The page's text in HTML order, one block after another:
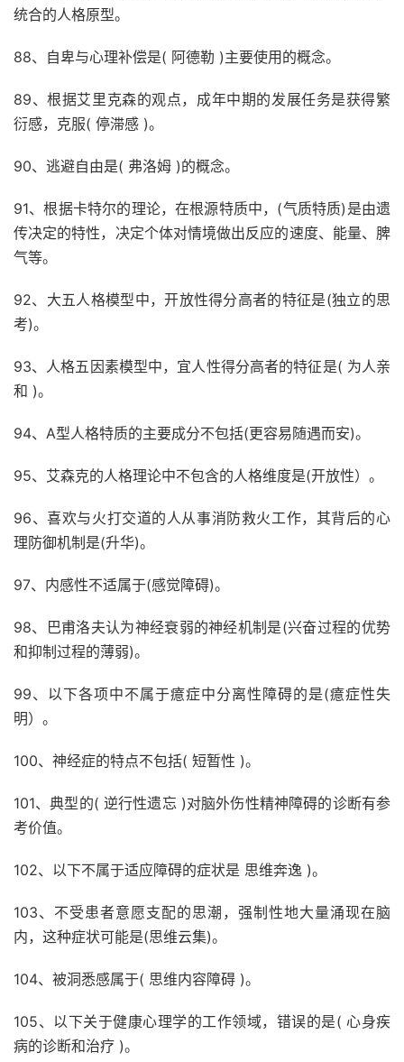
统合的人格原型。
88、自卑与心理补偿是( 阿德勒 )主要使用的概念。
89、根据艾里克森的观点，成年中期的发展任务是获得繁
衍感，克服( 停滞感 )。
90、逃避自由是( 弗洛姆 )的概念。
91、根据卡特尔的理论，在根源特质中，(气质特质)是由遗
传决定的特性，决定个体对情境做出反应的速度、能量、脾
气等。
92、大五人格模型中，开放性得分高者的特征是(独立的思
考)。
93、人格五因素模型中，宜人性得分高者的特征是( 为人亲
和 )。
94、A型人格特质的主要成分不包括(更容易随遇而安)。
95、艾森克的人格理论中不包含的人格维度是(开放性）。
96、喜欢与火打交道的人从事消防救火工作，其背后的心
理防御机制是(升华)。
97、内感性不适属于(感觉障碍)。
98、巴甫洛夫认为神经衰弱的神经机制是(兴奋过程的优势
和抑制过程的薄弱)。
99、以下各项中不属于癔症中分离性障碍的是(癔症性失
明）。
100、神经症的特点不包括( 短暂性 )。
101、典型的( 逆行性遗忘 )对脑外伤性精神障碍的诊断有参
考价值。
102、以下不属于适应障碍的症状是 思维奔逸 )。
103、不受患者意愿支配的思潮，强制性地大量涌现在脑
内，这种症状可能是(思维云集)。
104、被洞悉感属于( 思维内容障碍 )。
105、以下关于健康心理学的工作领域，错误的是( 心身疾
病的诊断和治疗 )。